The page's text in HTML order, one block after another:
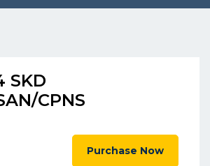
SKD
CPNS
Purchase Now